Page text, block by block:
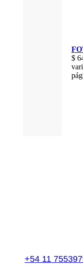
$
+54 11